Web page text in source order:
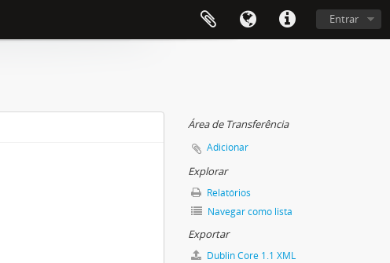
Entrar
Área de Transferência
Adicionar
Explorar
Relatórios
Navegar como lista
Exportar
Dublin Core 1.1 XML